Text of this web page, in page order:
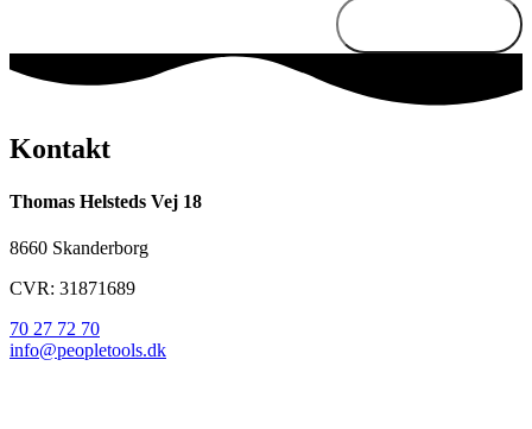
Kontakt
Thomas Helsteds Vej 18
8660 Skanderborg
CVR: 31871689
70 27 72 70
info@peopletools.dk